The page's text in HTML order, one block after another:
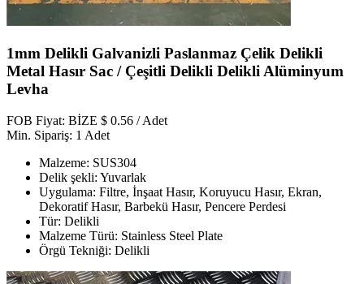
1mm Delikli Galvanizli Paslanmaz Çelik Delikli
Metal Hasır Sac / Çeşitli Delikli Delikli Alüminyum
Levha
FOB Fiyat: BİZE $ 0.56 / Adet
Min. Sipariş: 1 Adet
Malzeme: SUS304
Delik şekli: Yuvarlak
Uygulama: Filtre, İnşaat Hasır, Koruyucu Hasır, Ekran,
Dekoratif Hasır, Barbekü Hasır, Pencere Perdesi
Tür: Delikli
Malzeme Türü: Stainless Steel Plate
Örgü Tekniği: Delikli